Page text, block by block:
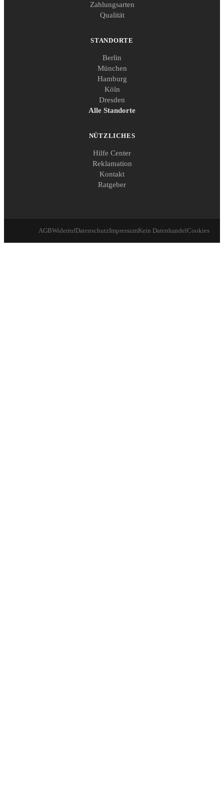
Zahlungsarten
Qualität
STANDORTE
Berlin
München
Hamburg
Köln
Dresden
Alle Standorte
NÜTZLICHES
Hilfe Center
Reklamation
Kontakt
Ratgeber
AGBWiderrufDatenschutzImpressumKein DatenhandelCookies